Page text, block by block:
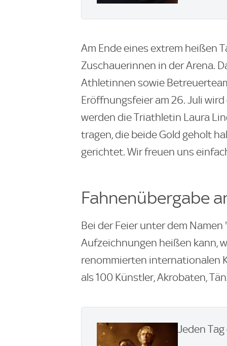
Am Ende eines extrem heißen
Zuschauerinnen in der Arena.
Athletinnen sowie
Eröffnungsfeier am 26. Juli
werden die Triathletin Laura
tragen, die beide Gold geholt
gerichtet. Wir freuen uns
Fahnenübergabe
Bei der Feier unter dem Namen
Aufzeichnungen heißen kann,
renommierten internationalen
als 100 Künstler, Akrobaten,
Jeden